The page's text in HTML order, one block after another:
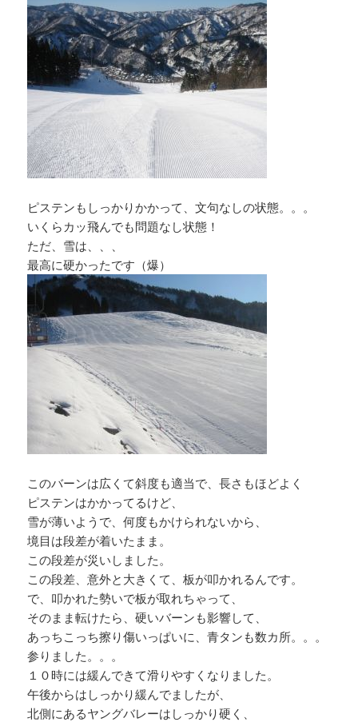
ピステンもしっかりかかって、文句なしの状態。。。
いくらカッ飛んでも問題なし状態！
ただ、雪は、、、
最高に硬かったです（爆）
このバーンは広くて斜度も適当で、長さもほどよく
ピステンはかかってるけど、
雪が薄いようで、何度もかけられないから、
境目は段差が着いたまま。
この段差が災いしました。
この段差、意外と大きくて、板が叩かれるんです。
で、叩かれた勢いで板が取れちゃって、
そのまま転けたら、硬いバーンも影響して、
あっちこっち擦り傷いっぱいに、青タンも数カ所。。。
参りました。。。
１０時には緩んできて滑りやすくなりました。
午後からはしっかり緩んでましたが、
北側にあるヤングバレーはしっかり硬く、